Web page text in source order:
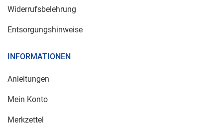
Widerrufsbelehrung
Entsorgungshinweise
INFORMATIONEN
Anleitungen
Mein Konto
Merkzettel